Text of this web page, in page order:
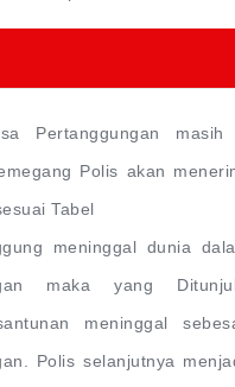
Pertanggungan masih
Polis akan
Tabel
meninggal dunia
maka yang
meninggal
Polis selanjutnya